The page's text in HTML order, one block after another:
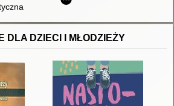
w internecie : studium politologiczne
DLA DZIECI I MŁODZIEŻY